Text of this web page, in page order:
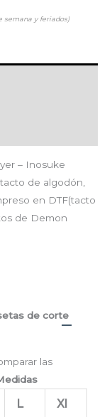
semana y feriados)
– Inosuke
de algodón,
en DTF(tacto
de Demon
de corte
las
L Xl